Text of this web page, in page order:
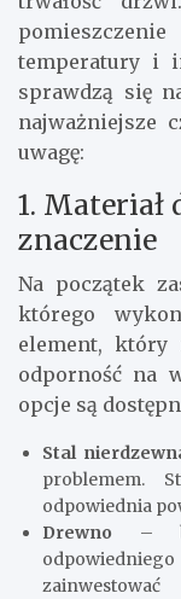
temperatury i
sprawdzą się
najważniejsze
uwagę:
1.
znaczenie
Na początek
którego
element, który
odporność na
opcje są
Stal
problemem.
odpowiednia
Drewno –